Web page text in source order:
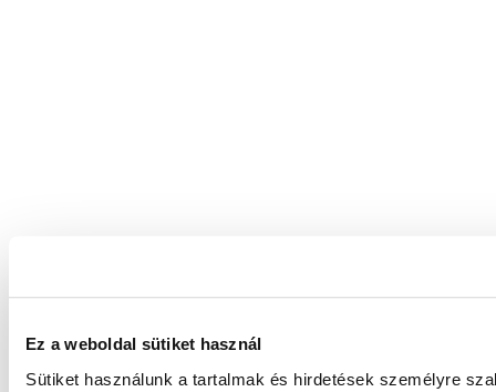
Ez a weboldal sütiket használ
Sütiket használunk a tartalmak és hirdetések személyre